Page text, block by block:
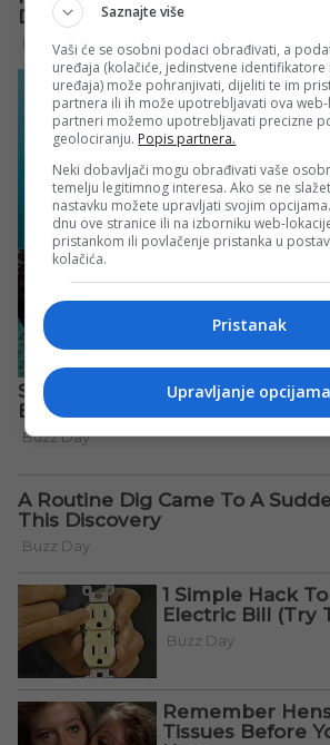
Saznajte više
Vaši će se osobni podaci obrađivati, a
uređaja (kolačiće, jedinstvene
uređaja) može pohranjivati, dijeliti te im
partnera ili ih može upotrebljavati ova web-
partneri možemo upotrebljavati precizne
geolociranju. Popis partnera.
Neki dobavljači mogu obrađivati vaše
temelju legitimnog interesa. Ako se ne
nastavku možete upravljati svojim
dnu ove stranice ili na izborniku web-
pristankom ili povlačenje pristanka u
kolačića.
Pristanak
Upravljanje opcijama